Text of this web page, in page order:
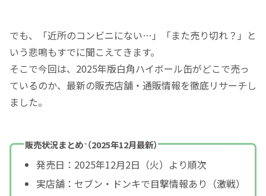
でも、「近所のコンビニにない…」「また売り切れ？」と
いう悲鳴もすでに聞こえてきます。
そこで今回は、2025年版白角ハイボール缶がどこで売っ
ているのか、最新の販売店舗・通販情報を徹底リサーチし
ました。
販売状況まとめ（2025年12月最新）
発売日：2025年12月2日（火）より順次
実店舗：セブン・ドンキで目撃情報あり（激戦）